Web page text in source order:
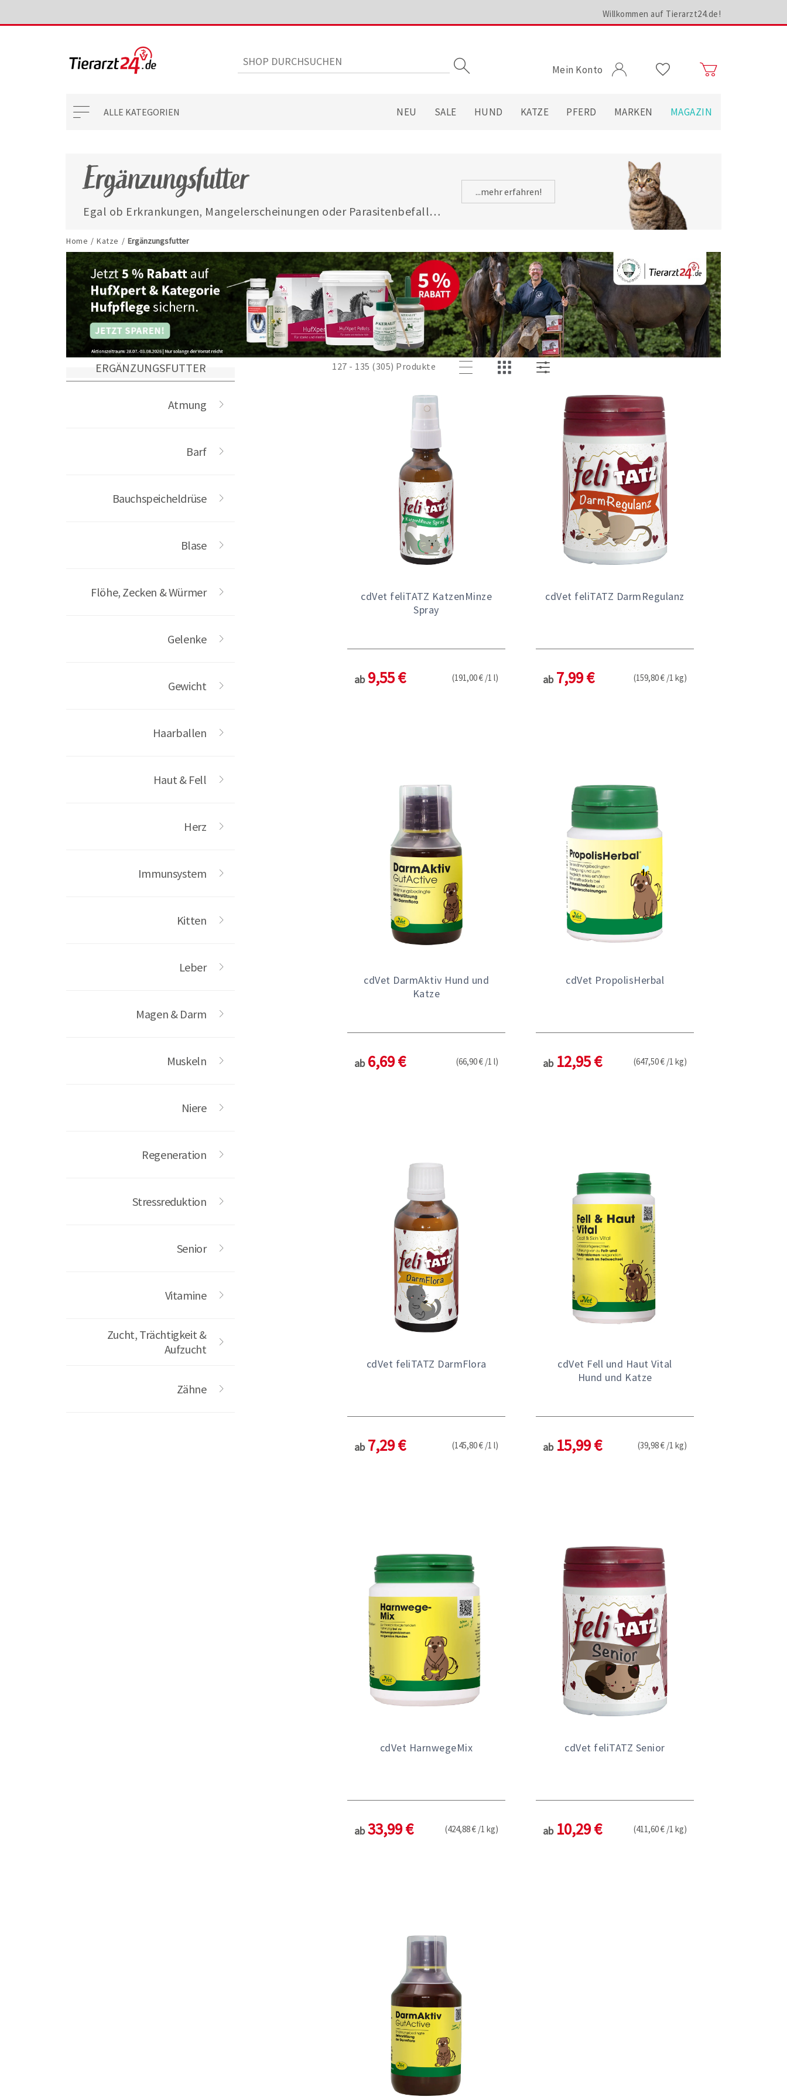
Willkommen auf Tierarzt24.de!
Mein Konto
ALLE KATEGORIEN NEU SALE HUND KATZE PFERD MARKEN MAGAZIN
Home / Katze / Ergänzungsfutter
ERGÄNZUNGSFUTTER
Atmung
Barf
Bauchspeicheldrüse
Blase
Flöhe, Zecken & Würmer
Gelenke
Gewicht
Haarballen
Haut & Fell
Herz
Immunsystem
Kitten
Leber
Magen & Darm
Muskeln
Niere
Regeneration
Stressreduktion
Senior
Vitamine
Zucht, Trächtigkeit &
Aufzucht
Zähne
Ergänzungsfutter
Egal ob Erkrankungen, Mangelerscheinungen oder Parasitenbefall -
jederzeit gut versorgt.
...mehr erfahren!
127 - 135 (305) Produkte
cdVet feliTATZ KatzenMinze
Spray
ab 9,55 € (191,00 € /1 l)
cdVet feliTATZ DarmRegulanz
ab 7,99 € (159,80 € /1 kg)
cdVet DarmAktiv Hund und
Katze
ab 6,69 € (66,90 € /1 l)
cdVet PropolisHerbal
ab 12,95 € (647,50 € /1 kg)
cdVet feliTATZ DarmFlora
ab 7,29 € (145,80 € /1 l)
cdVet Fell und Haut Vital
Hund und Katze
ab 15,99 € (39,98 € /1 kg)
cdVet HarnwegeMix
ab 33,99 € (424,88 € /1 kg)
cdVet feliTATZ Senior
ab 10,29 € (411,60 € /1 kg)